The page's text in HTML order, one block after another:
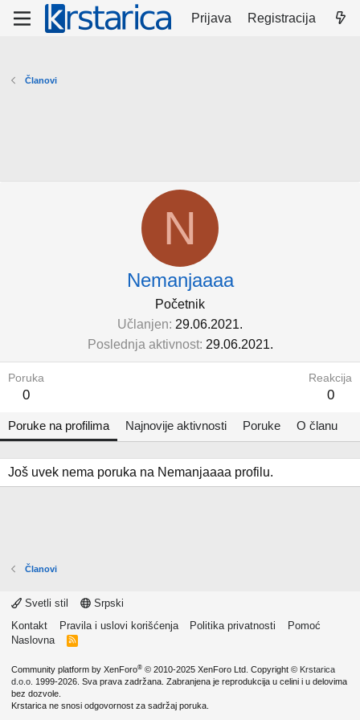
Prijava Registracija
Članovi
N
Nemanjaaaa
Početnik
Učlanjen 29.06.2021.
Poslednja aktivnost 29.06.2021.
Poruka
0
Reakcija
0
Poruke na profilima Najnovije aktivnosti Poruke O članu
Još uvek nema poruka na Nemanjaaaa profilu.
Članovi
Svetli stil
Srpski
Kontakt
Pravila i uslovi korišćenja Politika privatnosti
Pomoć
Naslovna
R
Community platform by XenForo® © 2010-2025 XenForo Ltd. Copyright © Krstarica
d.o.o. 1999-2026. Sva prava zadržana. Zabranjena je reprodukcija u celini i u delovima
bez dozvole.
Krstarica ne snosi odgovornost za sadržaj poruka.